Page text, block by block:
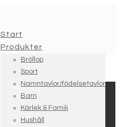
Start
Produkter
Bröllop
Sport
Namntavlor/födelsetavlor
Barn
Kärlek & Familj
Hushåll